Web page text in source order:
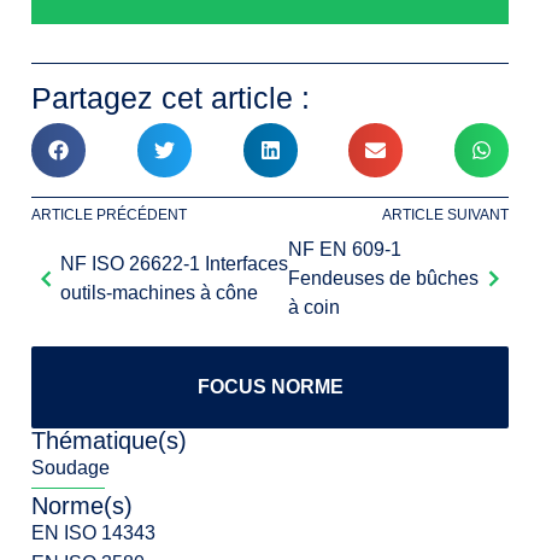
Partagez cet article :
ARTICLE PRÉCÉDENT ARTICLE SUIVANT
NF ISO 26622-1 Interfaces
outils-machines à cône
NF EN 609-1
Fendeuses de bûches
à coin
FOCUS NORME
Thématique(s)
Soudage
Norme(s)
EN ISO 14343